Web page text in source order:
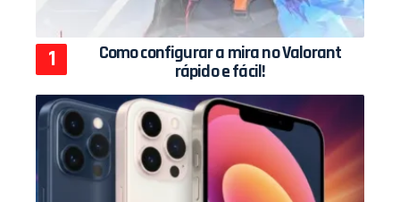
Como configurar a mira no Valorant
rápido e fácil!